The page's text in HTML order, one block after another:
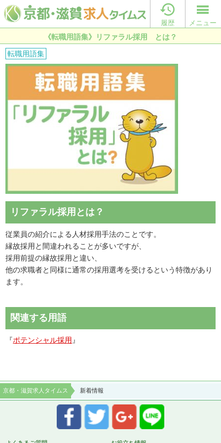

履歴 メニュー
《転職用語集》リファラル採用 とは？
転職用語集
リファラル採用とは？
従業員の紹介による人材採用手法のことです。
縁故採用と間違われることが多いですが、
採用前提の縁故採用と違い、
他の求職者と同様に通常の採用選考を受けるという特徴があり
ます。
関連する用語
『ポテンシャル採用 』
京都・滋賀求人タイムス 新着情報